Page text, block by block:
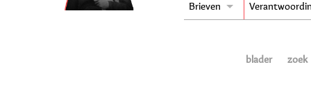
Brieven
blader zoek